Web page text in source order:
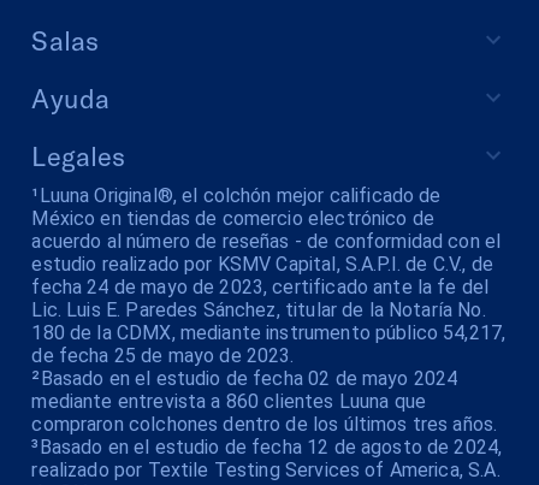
Salas
Ayuda
Legales
¹Luuna Original®, el colchón mejor calificado de
México en tiendas de comercio electrónico de
acuerdo al número de reseñas - de conformidad con el
estudio realizado por KSMV Capital, S.A.P.I. de C.V., de
fecha 24 de mayo de 2023, certificado ante la fe del
Lic. Luis E. Paredes Sánchez, titular de la Notaría No.
180 de la CDMX, mediante instrumento público 54,217,
de fecha 25 de mayo de 2023.
²Basado en el estudio de fecha 02 de mayo 2024
mediante entrevista a 860 clientes Luuna que
compraron colchones dentro de los últimos tres años.
³Basado en el estudio de fecha 12 de agosto de 2024,
realizado por Textile Testing Services of America, S.A.